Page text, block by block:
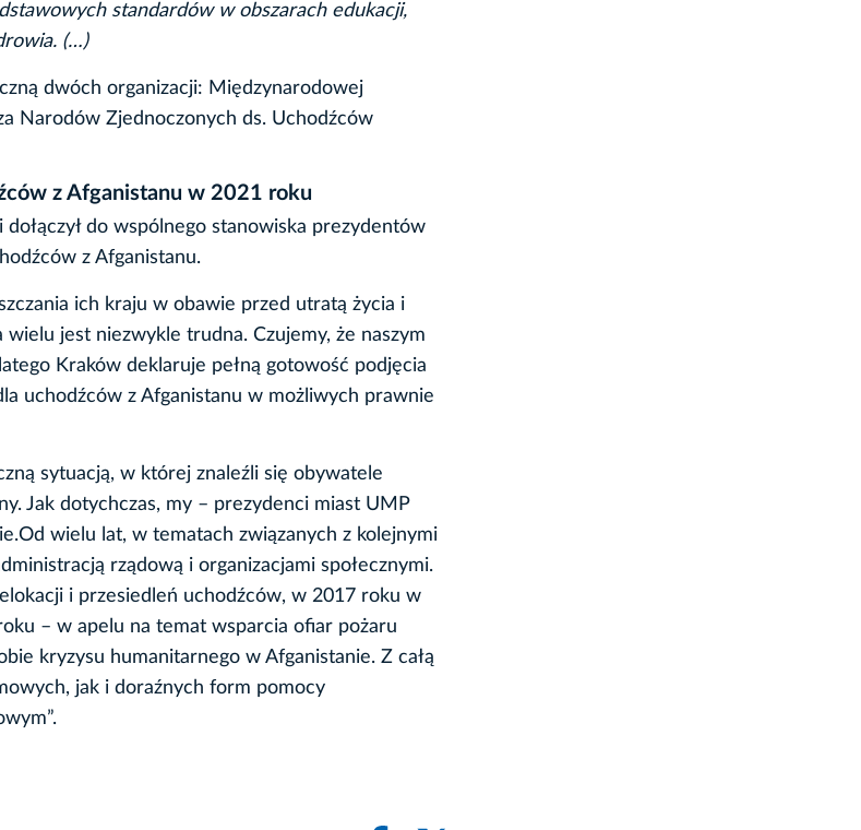
standardów w obszarach edukacji,
(…)
dwóch organizacji: Międzynarodowej
Narodów Zjednoczonych ds. Uchodźców
z Afganistanu w 2021 roku
do wspólnego stanowiska prezydentów
z Afganistanu.
ich kraju w obawie przed utratą życia i
jest niezwykle trudna. Czujemy, że naszym
Kraków deklaruje pełną gotowość podjęcia
uchodźców z Afganistanu w możliwych prawnie
sytuacją, w której znaleźli się obywatele
Jak dotychczas, my – prezydenci miast UMP
wielu lat, w tematach związanych z kolejnymi
rządową i organizacjami społecznymi.
i przesiedleń uchodźców, w 2017 roku w
– w apelu na temat wsparcia ofiar pożaru
kryzysu humanitarnego w Afganistanie. Z całą
jak i doraźnych form pomocy